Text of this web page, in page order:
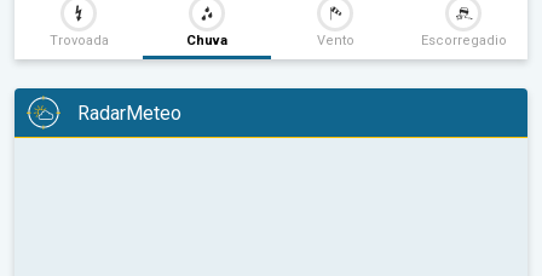
Trovoada Chuva Vento Escorregadio
RadarMeteo